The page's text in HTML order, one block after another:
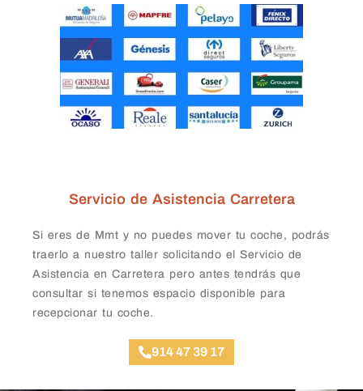
Servicio de Asistencia Carretera
Si eres de Mmt y no puedes mover tu coche, podrás
traerlo a nuestro taller solicitando el Servicio de
Asistencia en Carretera pero antes tendrás que
consultar si tenemos espacio disponible para
recepcionar tu coche.
914 47 39 17